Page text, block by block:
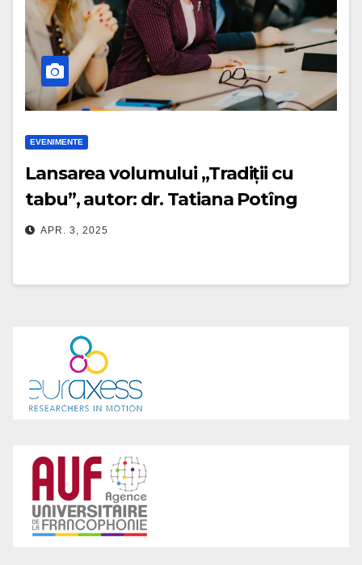
EVENIMENTE
Lansarea volumului „Tradiții cu
tabu”, autor: dr. Tatiana Potîng
APR. 3, 2025